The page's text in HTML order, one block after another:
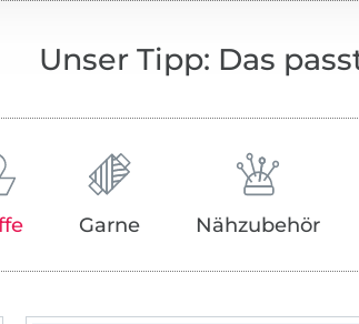
Unser Tipp: Das
Garne Nähzubehör